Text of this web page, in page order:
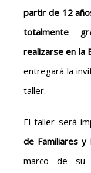
partir de 12
totalmente
realizarse en la
entregará la
taller.
El taller será
de Familiares y
marco de su